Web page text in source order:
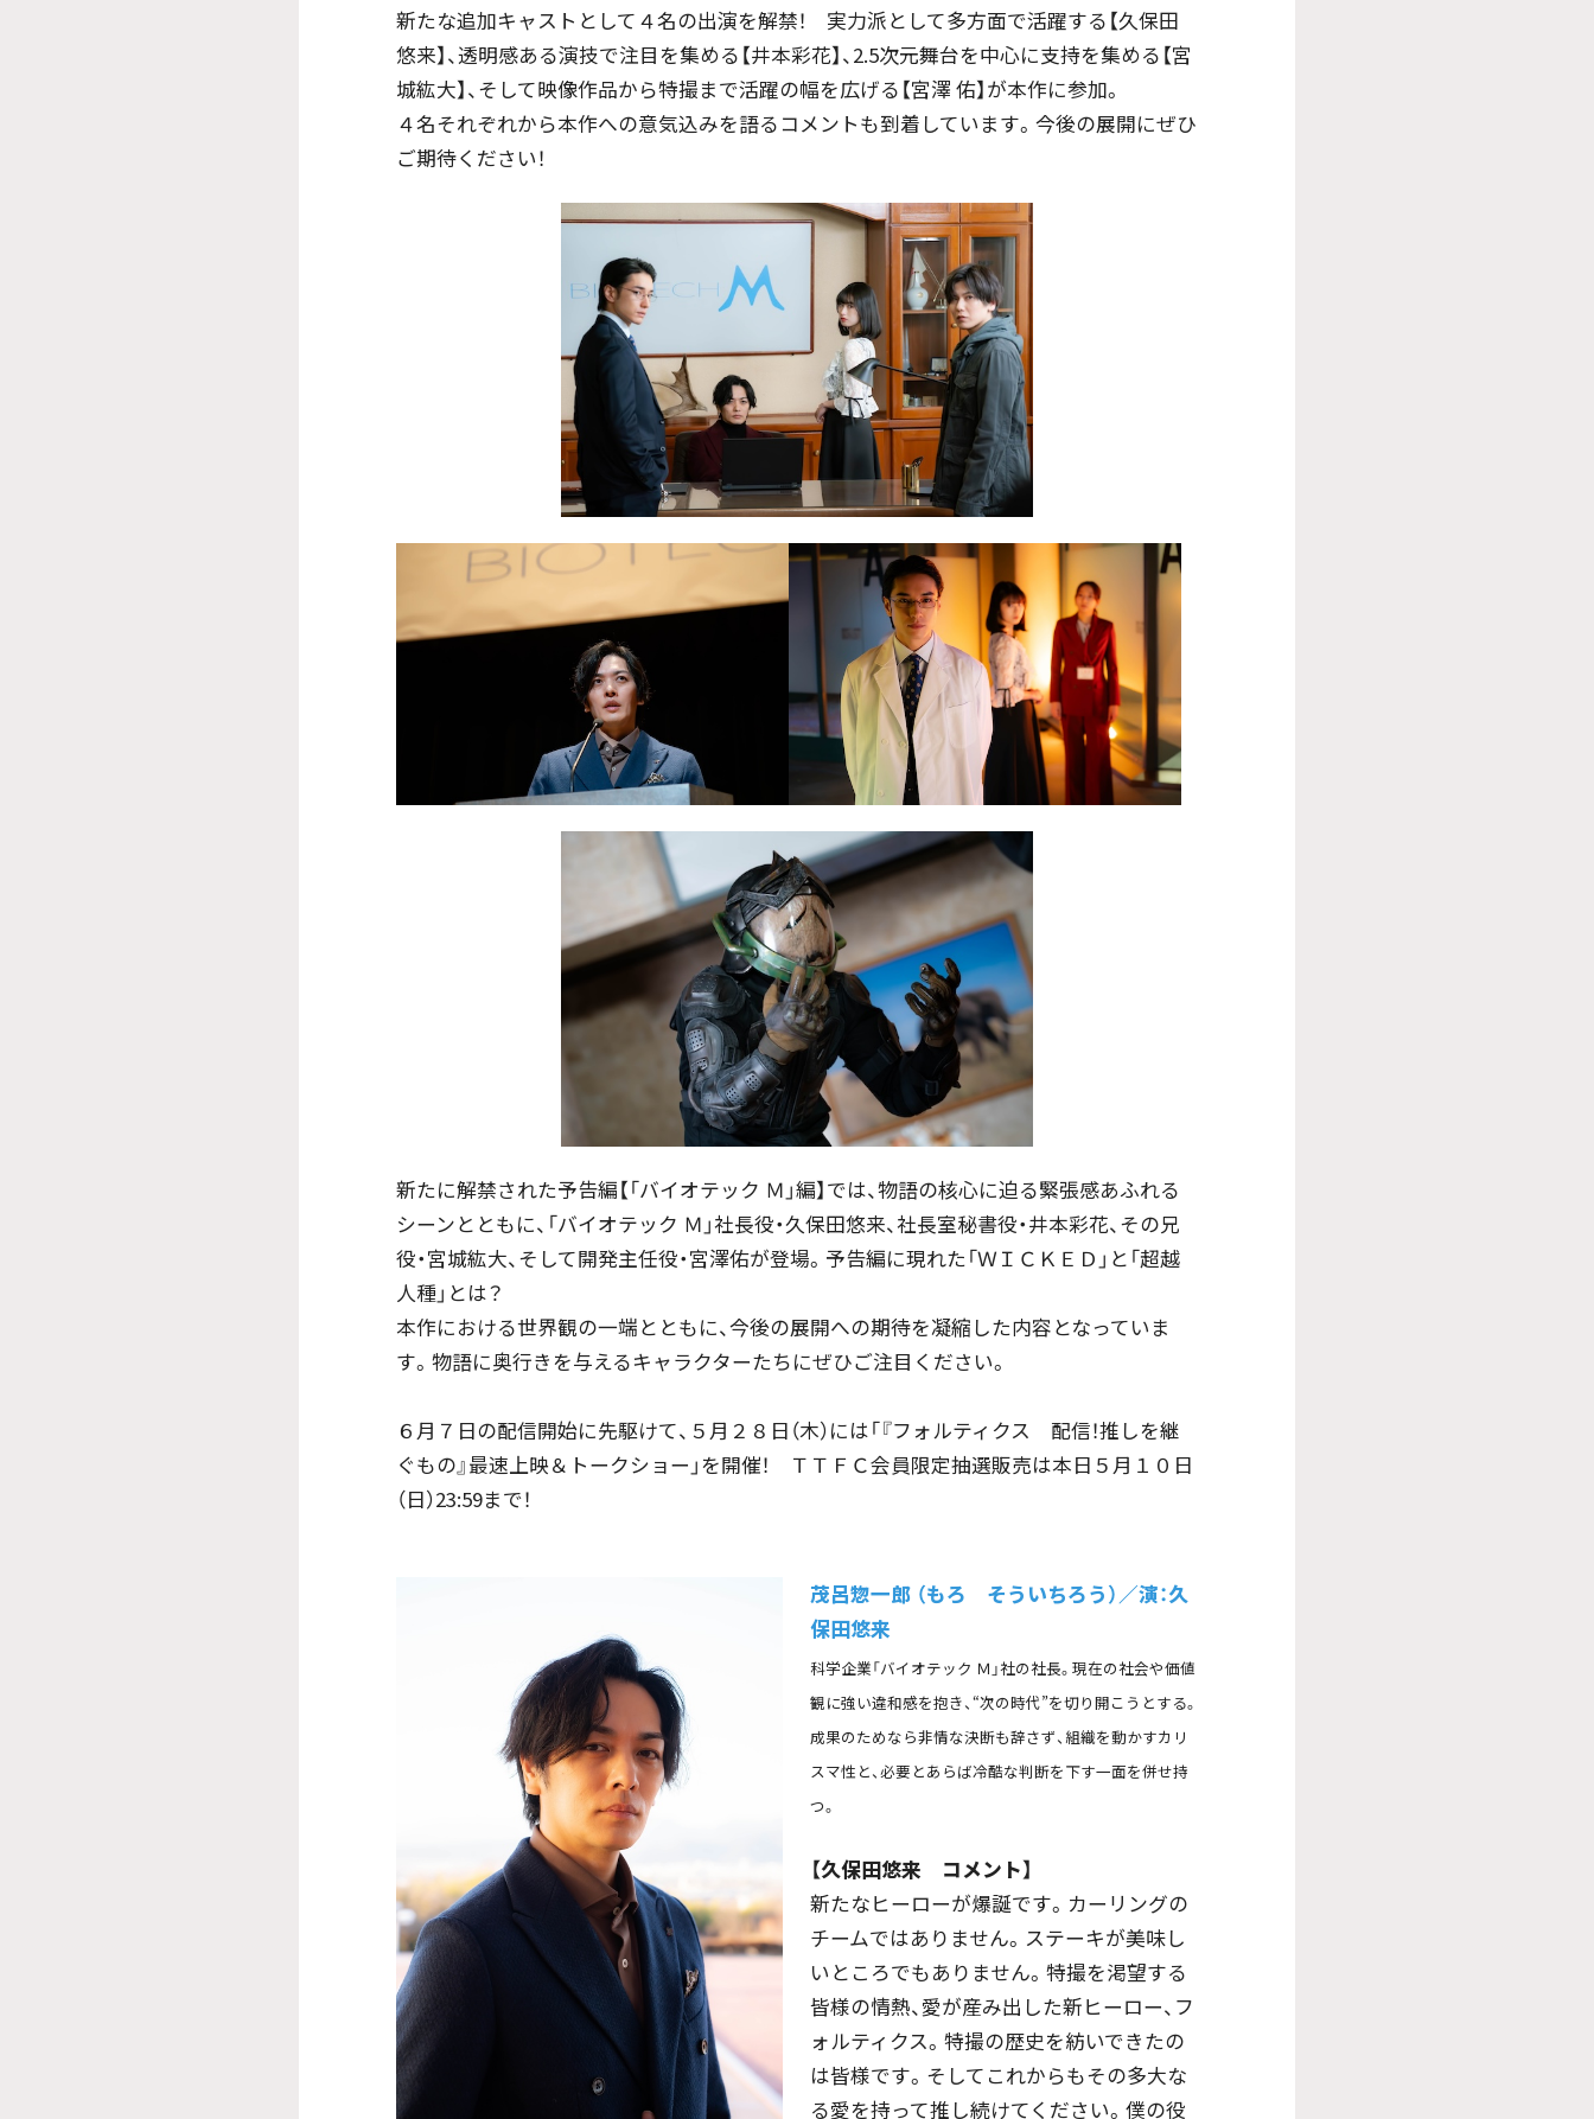
新たな追加キャストとして４名の出演を解禁！ 実力派として多方面で活躍する【久保田
悠来】、透明感ある演技で注目を集める【井本彩花】、2.5次元舞台を中心に支持を集める【宮
城紘大】、そして映像作品から特撮まで活躍の幅を広げる【宮澤 佑】が本作に参加。
４名それぞれから本作への意気込みを語るコメントも到着しています。今後の展開にぜひ
ご期待ください！
新たに解禁された予告編【「バイオテック Ｍ」編】では、物語の核心に迫る緊張感あふれる
シーンとともに、「バイオテック Ｍ」社長役・久保田悠来、社長室秘書役・井本彩花、その兄
役・宮城紘大、そして開発主任役・宮澤佑が登場。予告編に現れた「ＷＩＣＫＥＤ」と「超越
人種」とは？
本作における世界観の一端とともに、今後の展開への期待を凝縮した内容となっていま
す。物語に奥行きを与えるキャラクターたちにぜひご注目ください。
６月７日の配信開始に先駆けて、５月２８日（木）には「『フォルティクス 配信！推しを継
ぐもの』最速上映＆トークショー」を開催！ ＴＴＦＣ会員限定抽選販売は本日５月１０日
（日）23:59まで！
茂呂惣一郎 （もろ そういちろう）／演：久
保田悠来
科学企業「バイオテック Ｍ」社の社長。現在の社会や価値
観に強い違和感を抱き、“次の時代”を切り開こうとする。
成果のためなら非情な決断も辞さず、組織を動かすカリ
スマ性と、必要とあらば冷酷な判断を下す一面を併せ持
つ。
【久保田悠来 コメント】
新たなヒーローが爆誕です。カーリングの
チームではありません。ステーキが美味し
いところでもありません。特撮を渇望する
皆様の情熱、愛が産み出した新ヒーロー、フ
ォルティクス。特撮の歴史を紡いできたの
は皆様です。そしてこれからもその多大な
る愛を持って推し続けてください。僕の役